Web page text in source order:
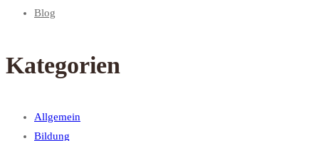
Blog
Kategorien
Allgemein
Bildung